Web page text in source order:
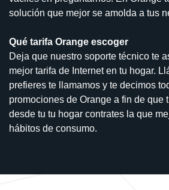
solución que mejor se amolda a tus
Qué tarifa Orange escoger
Deja que nuestro soporte técnico te
mejor tarifa de Internet en tu hogar.
prefieres te llamamos y te decimos
promociones de Orange a fin de que
desde tu tu hogar contrates la que
hábitos de consumo.